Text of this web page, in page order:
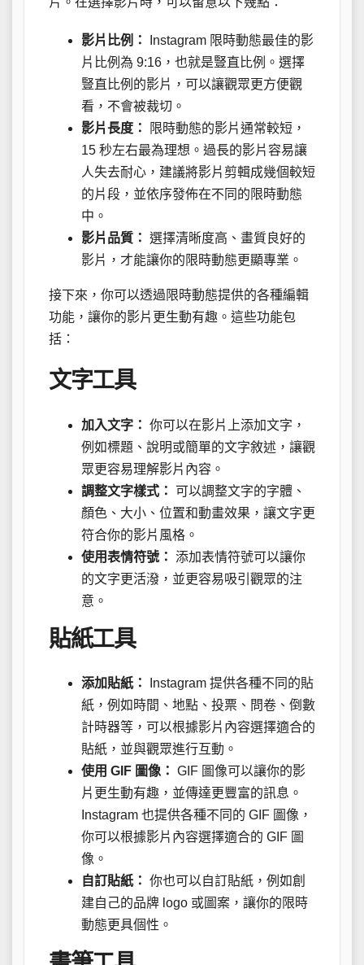
影片比例：
Instagram 限時動態最佳的影
片比例為 9:16，也就是豎直比例。選擇
豎直比例的影片，可以讓觀眾更方便觀
看，不會被裁切。
影片長度：
限時動態的影片通常較短，
15 秒左右最為理想。過長的影片容易讓
人失去耐心，建議將影片剪輯成幾個較短
的片段，並依序發佈在不同的限時動態
中。
影片品質： 選擇清晰度高、畫質良好的
影片，才能讓你的限時動態更顯專業。
接下來，你可以透過限時動態提供的各種編輯
功能，讓你的影片更生動有趣。這些功能包
括：
文字工具
加入文字： 你可以在影片上添加文字，
例如標題、說明或簡單的文字敘述，讓觀
眾更容易理解影片內容。
調整文字樣式： 可以調整文字的字體、
顏色、大小、位置和動畫效果，讓文字更
符合你的影片風格。
使用表情符號： 添加表情符號可以讓你
的文字更活潑，並更容易吸引觀眾的注
意。
貼紙工具
添加貼紙：
Instagram 提供各種不同的貼
紙，例如時間、地點、投票、問卷、倒數
計時器等，可以根據影片內容選擇適合的
貼紙，並與觀眾進行互動。
使用 GIF 圖像： GIF 圖像可以讓你的影
片更生動有趣，並傳達更豐富的訊息。
Instagram 也提供各種不同的 GIF 圖像，
你可以根據影片內容選擇適合的 GIF 圖
像。
自訂貼紙： 你也可以自訂貼紙，例如創
建自己的品牌 logo 或圖案，讓你的限時
動態更具個性。